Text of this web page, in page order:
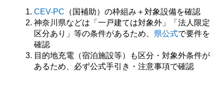
CEV-PC （国補助）の枠組み＋対象設備を確認
神奈川県などは「一戸建ては対象外」「法人限定
区分あり」等の条件があるため、 県公式で要件を
確認
目的地充電（宿泊施設等）も区分・対象外条件が
あるため、必ず公式手引き・注意事項で確認